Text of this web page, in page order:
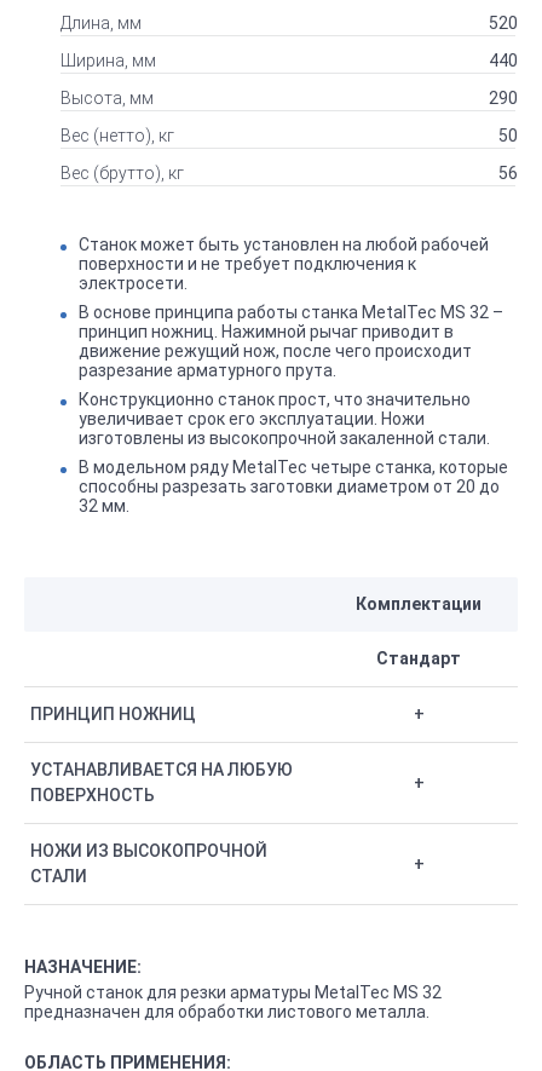
Длина, мм
520
Ширина, мм
440
Высота, мм
290
Вес (нетто), кг
50
Вес (брутто), кг
56
Станок может быть установлен на любой рабочей
поверхности и не требует подключения к
электросети.
В основе принципа работы станка MetalTec MS 32 –
принцип ножниц. Нажимной рычаг приводит в
движение режущий нож, после чего происходит
разрезание арматурного прута.
Конструкционно станок прост, что значительно
увеличивает срок его эксплуатации. Ножи
изготовлены из высокопрочной закаленной стали.
В модельном ряду MetalTec четыре станка, которые
способны разрезать заготовки диаметром от 20 до
32 мм.
Комплектации
Стандарт
ПРИНЦИП НОЖНИЦ +
УСТАНАВЛИВАЕТСЯ НА ЛЮБУЮ
ПОВЕРХНОСТЬ
+
НОЖИ ИЗ ВЫСОКОПРОЧНОЙ
СТАЛИ
+
НАЗНАЧЕНИЕ:
Ручной станок для резки арматуры MetalTec MS 32
предназначен для обработки листового металла.
ОБЛАСТЬ ПРИМЕНЕНИЯ: